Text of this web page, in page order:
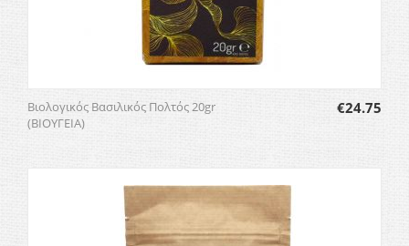
Βιολογικός Βασιλικός Πολτός 20gr
(ΒΙΟΥΓΕΙΑ)
€24.75